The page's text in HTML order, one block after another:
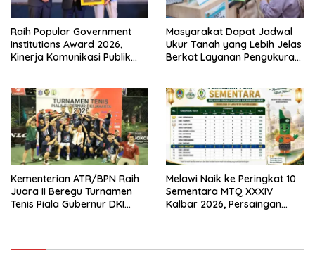
Raih Popular Government
Institutions Award 2026,
Kinerja Komunikasi Publik
Masyarakat Dapat Jadwal
Ukur Tanah yang Lebih Jelas
Berkat Layanan Pengukuran
Kementerian ATR/BPN Raih
Juara II Beregu Turnamen
Tenis Piala Gubernur DKI
Melawi Naik ke Peringkat 10
Sementara MTQ XXXIV
Kalbar 2026, Persaingan